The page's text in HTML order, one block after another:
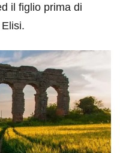
il figlio prima di